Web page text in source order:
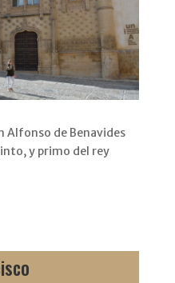
Alfonso de Benavides
y primo del rey